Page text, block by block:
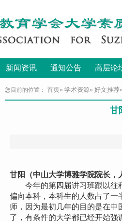
新闻资讯 通知公告 高层论
您目前的位置： 首页» 学术资源» 好文推荐
甘
甘阳（中山大学博雅学院院长，
今年的第四届讲习班跟以往稍
偏向本科，本科生的人数占了一
师，因为最初几年的目的是在中
了，有条件的大学都已经开始强